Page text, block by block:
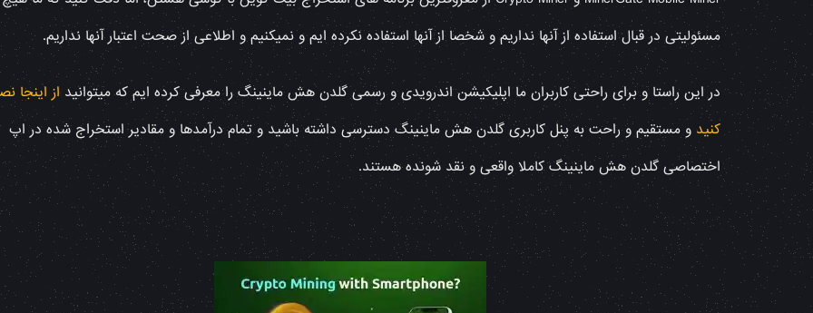
مسئولیتی در قبال استفاده از آنها نداریم و شخصا از آنها استفاده نکرده ایم و نمیکنیم و اطلاعی از صحت اعتبار آنها نداریم.
در این راستا و برای راحتی کاربران ما اپلیکیشن اندرویدی و رسمی گلدن هش ماینینگ را معرفی کرده ایم که میتوانیداز اینجا
کنید و مستقیم و راحت به پنل کاربری گلدن هش ماینینگ دسترسی داشته باشید و تمام درآمدها و مقادیر استخراج شده در اپ
اختصاصی گلدن هش ماینینگ کاملا واقعی و نقد شونده هستند.